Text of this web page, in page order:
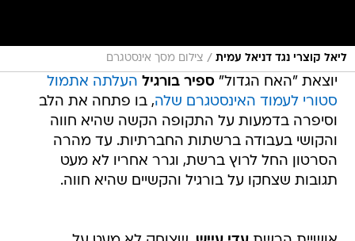
יוצאת "האח הגדול"ספיר בורגיל העלתה אתמול
סטורי לעמוד האינסטגרם שלה , בו פתחה את הלב
וסיפרה בדמעות על התקופה הקשה שהיא חווה
והקושי בעבודה ברשתות החברתיות. עד מהרה
הסרטון החל לרוץ ברשת, וגרר אחריו לא מעט
תגובות שצחקו על בורגיל והקשיים שהיא חווה.